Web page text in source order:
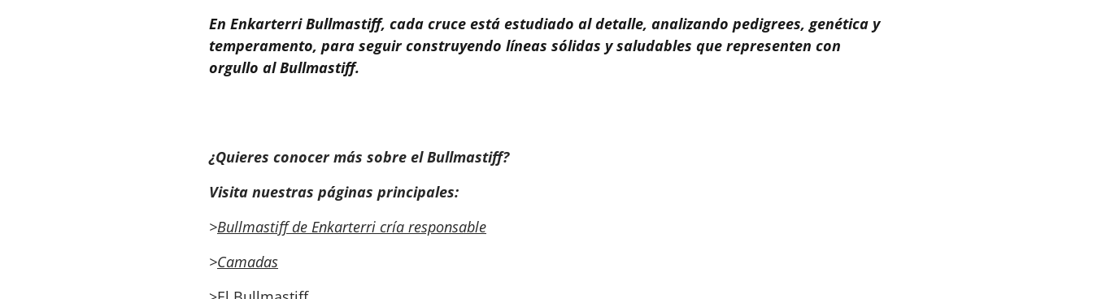
En Enkarterri Bullmastiff, cada cruce está estudiado al detalle, analizando pedigrees, genética y
temperamento, para seguir construyendo líneas sólidas y saludables que representen con
orgullo al Bullmastiff.
¿Quieres conocer más sobre el Bullmastiff?
Visita nuestras páginas principales:
>Bullmastiff de Enkarterri cría responsable
>Camadas